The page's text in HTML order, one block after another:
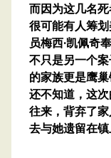
而因为这几名
很可能有人筹
员梅西·凯佩奇
不只是另一个
的家族更是鹰
还不知道，这
往来，背弃了
去与她遗留在